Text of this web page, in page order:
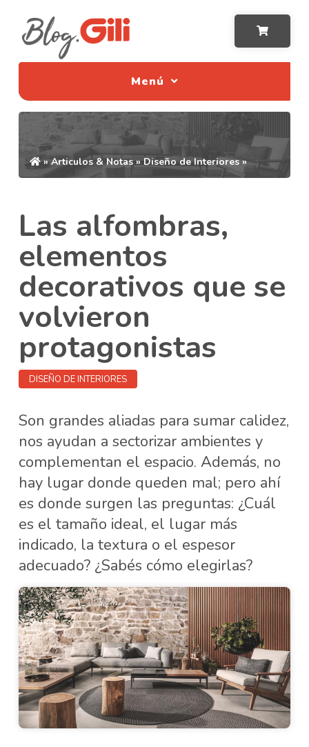
Menú
»Articulos & Notas» Diseño de Interiores»
Las alfombras,
elementos
decorativos que se
volvieron
protagonistas
DISEÑO DE INTERIORES
Son grandes aliadas para sumar calidez,
nos ayudan a sectorizar ambientes y
complementan el espacio. Además, no
hay lugar donde queden mal; pero ahí
es donde surgen las preguntas: ¿Cuál
es el tamaño ideal, el lugar más
indicado, la textura o el espesor
adecuado? ¿Sabés cómo elegirlas?